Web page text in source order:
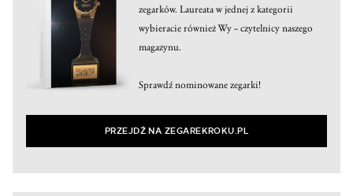
zegarków. Laureata w jednej z kategorii
wybieracie również Wy – czytelnicy naszego
magazynu.
Sprawdź nominowane zegarki!
PRZEJDŹ NA ZEGAREKROKU.PL